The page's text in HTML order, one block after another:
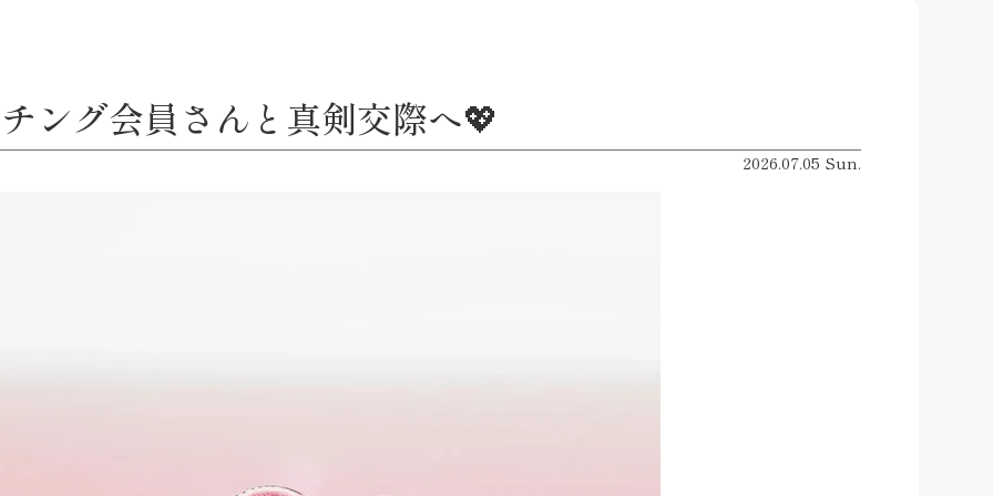
ング会員さんと真剣交際へ💖
2026.07.05 Sun.